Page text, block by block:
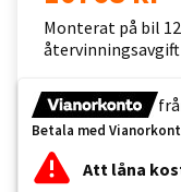
Monterat på bil
Betala med
Att låna